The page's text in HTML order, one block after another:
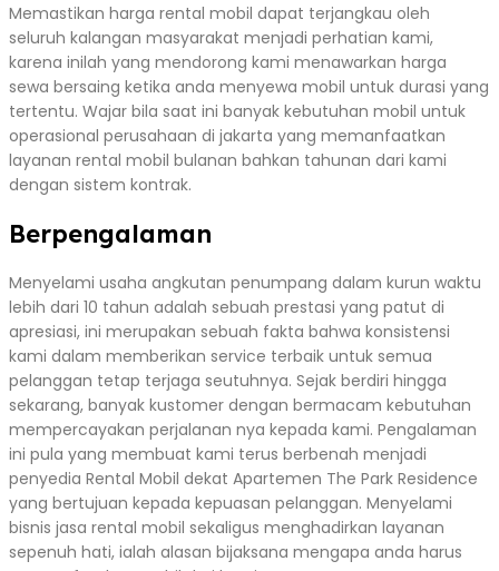
Memastikan harga rental mobil dapat terjangkau oleh
seluruh kalangan masyarakat menjadi perhatian kami,
karena inilah yang mendorong kami menawarkan harga
sewa bersaing ketika anda menyewa mobil untuk durasi yang
tertentu. Wajar bila saat ini banyak kebutuhan mobil untuk
operasional perusahaan di jakarta yang memanfaatkan
layanan rental mobil bulanan bahkan tahunan dari kami
dengan sistem kontrak.
Berpengalaman
Menyelami usaha angkutan penumpang dalam kurun waktu
lebih dari 10 tahun adalah sebuah prestasi yang patut di
apresiasi, ini merupakan sebuah fakta bahwa konsistensi
kami dalam memberikan service terbaik untuk semua
pelanggan tetap terjaga seutuhnya. Sejak berdiri hingga
sekarang, banyak kustomer dengan bermacam kebutuhan
mempercayakan perjalanan nya kepada kami. Pengalaman
ini pula yang membuat kami terus berbenah menjadi
penyedia Rental Mobil dekat Apartemen The Park Residence
yang bertujuan kepada kepuasan pelanggan. Menyelami
bisnis jasa rental mobil sekaligus menghadirkan layanan
sepenuh hati, ialah alasan bijaksana mengapa anda harus